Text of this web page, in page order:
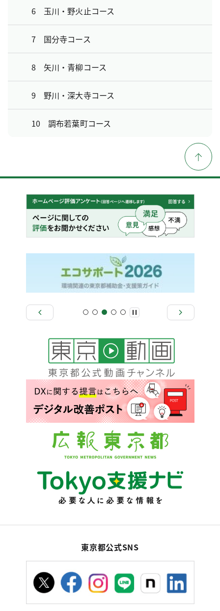
6 玉川・野火止コース
7 国分寺コース
8 矢川・青柳コース
9 野川・深大寺コース
10 調布若葉町コース
東京都公式SNS